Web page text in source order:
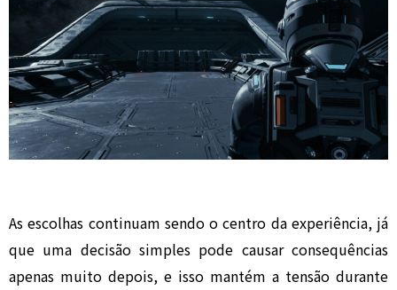
As escolhas continuam sendo o centro da experiência, já
que uma decisão simples pode causar consequências
apenas muito depois, e isso mantém a tensão durante